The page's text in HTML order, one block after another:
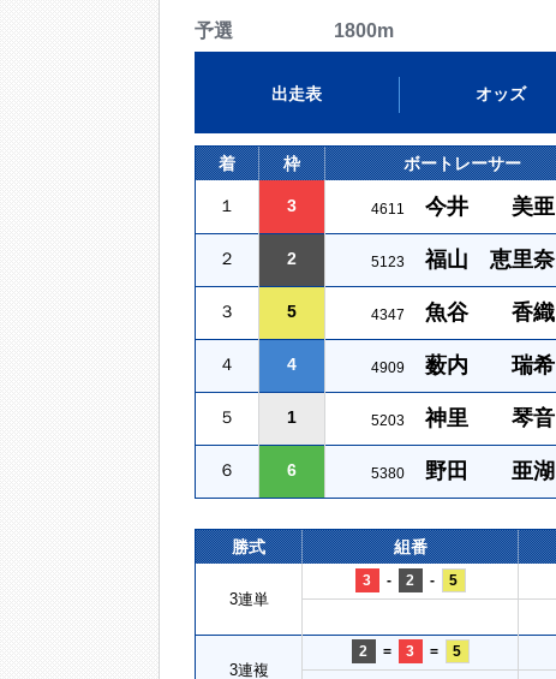
予選 1800m
出走表 オッズ
着 枠 ボートレーサー
１ 3 4611 今井 美亜
２ 2 5123 福山 恵里奈
３ 5 4347 魚谷 香織
４ 4 4909 薮内 瑞希
５ 1 5203 神里 琴音
６ 6 5380 野田 亜湖
勝式 組番
3連単
3 - 2 - 5
3連複
2 = 3 = 5